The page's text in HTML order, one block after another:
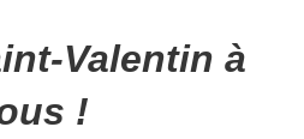
Valentin à
!